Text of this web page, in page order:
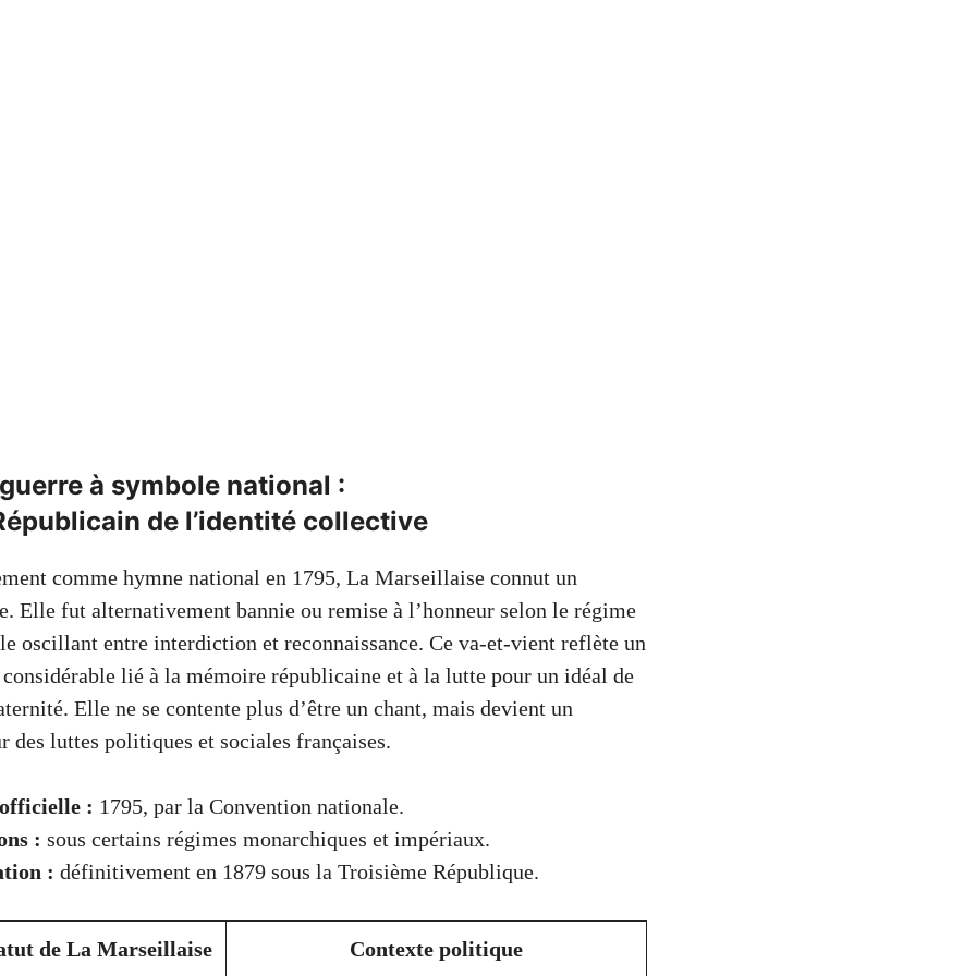
à symbole national :
de l’identité collective
comme hymne national en 1795, La Marseillaise connut un
Elle fut alternativement bannie ou remise à l’honneur selon le régime
oscillant entre interdiction et reconnaissance. Ce va-et-vient reflète un
lié à la mémoire républicaine et à la lutte pour un idéal de
Elle ne se contente plus d’être un chant, mais devient un
des luttes politiques et sociales françaises.
: 1795, par la Convention nationale.
: sous certains régimes monarchiques et impériaux.
: définitivement en 1879 sous la Troisième République.
de La Marseillaise Contexte politique